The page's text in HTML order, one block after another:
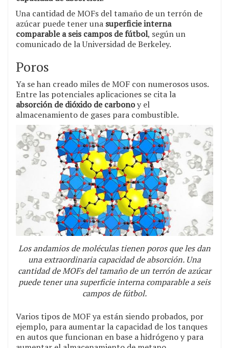
Una cantidad de MOFs del tamaño de un terrón de
azúcar puede tener una superficie interna
comparable a seis campos de fútbol, según un
comunicado de la Universidad de Berkeley.
Poros
Ya se han creado miles de MOF con numerosos usos.
Entre las potenciales aplicaciones se cita la
absorción de dióxido de carbonoy el
almacenamiento de gases para combustible.
Los andamios de moléculas tienen poros que les dan
una extraordinaria capacidad de absorción. Una
cantidad de MOFs del tamaño de un terrón de azúcar
puede tener una superficie interna comparable a seis
campos de fútbol.
Varios tipos de MOF ya están siendo probados, por
ejemplo, para aumentar la capacidad de los tanques
en autos que funcionan en base a hidrógeno y para